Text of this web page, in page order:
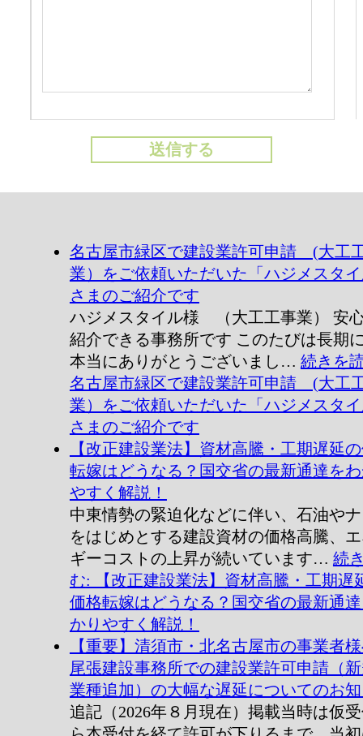
名古屋市緑区で建設業許可申請 (大工
業）をご依頼いただいた「ハジメスタ
さまのご紹介です
ハジメスタイル様 （大工工事業） 安
紹介できる事務所です このたびは長期
本当にありがとうございまし… 続きを
名古屋市緑区で建設業許可申請 (大工
業）をご依頼いただいた「ハジメスタ
さまのご紹介です
【改正建設業法】資材高騰・工期遅延
転嫁はどうなる？国交省の最新通達を
やすく解説！
中東情勢の緊迫化などに伴い、石油や
をはじめとする建設資材の価格高騰、
ギーコストの上昇が続いています… 続
む: 【改正建設業法】資材高騰・工期遅
価格転嫁はどうなる？国交省の最新通
かりやすく解説！
【重要】清須市・北名古屋市の事業者
尾張建設事務所での建設業許可申請（
業種追加）の大幅な遅延についてのお
追記（2026年８月現在）掲載当時は仮